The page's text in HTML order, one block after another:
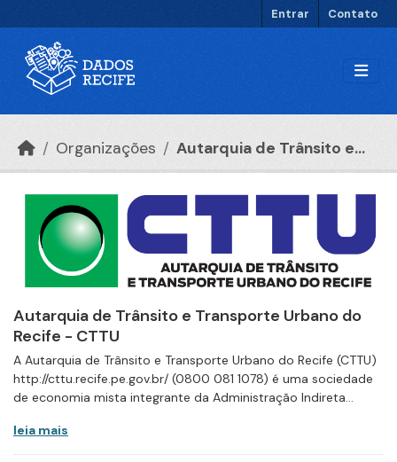
Entrar Contato
Organizações Autarquia de Trânsito e...
Autarquia de Trânsito e Transporte Urbano do
Recife - CTTU
A Autarquia de Trânsito e Transporte Urbano do Recife (CTTU)
http://cttu.recife.pe.gov.br/ (0800 081 1078) é uma sociedade
de economia mista integrante da Administração Indireta...
leia mais